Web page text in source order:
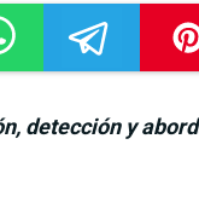
detección y